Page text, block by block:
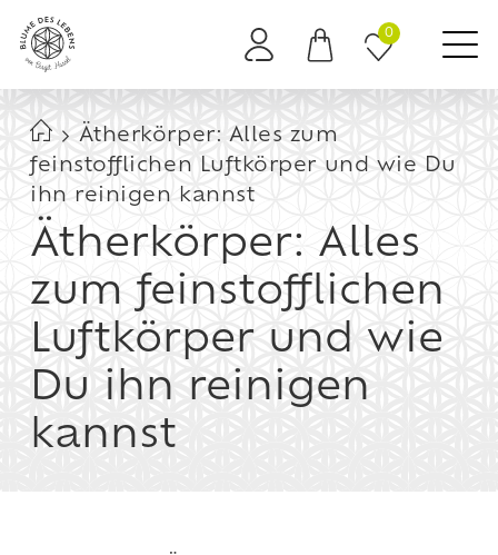
0
Ätherkörper: Alles zum
feinstofflichen Luftkörper und wie Du
ihn reinigen kannst
Ätherkörper: Alles
zum feinstofflichen
Luftkörper und wie
Du ihn reinigen
kannst